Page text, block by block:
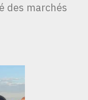
des marchés